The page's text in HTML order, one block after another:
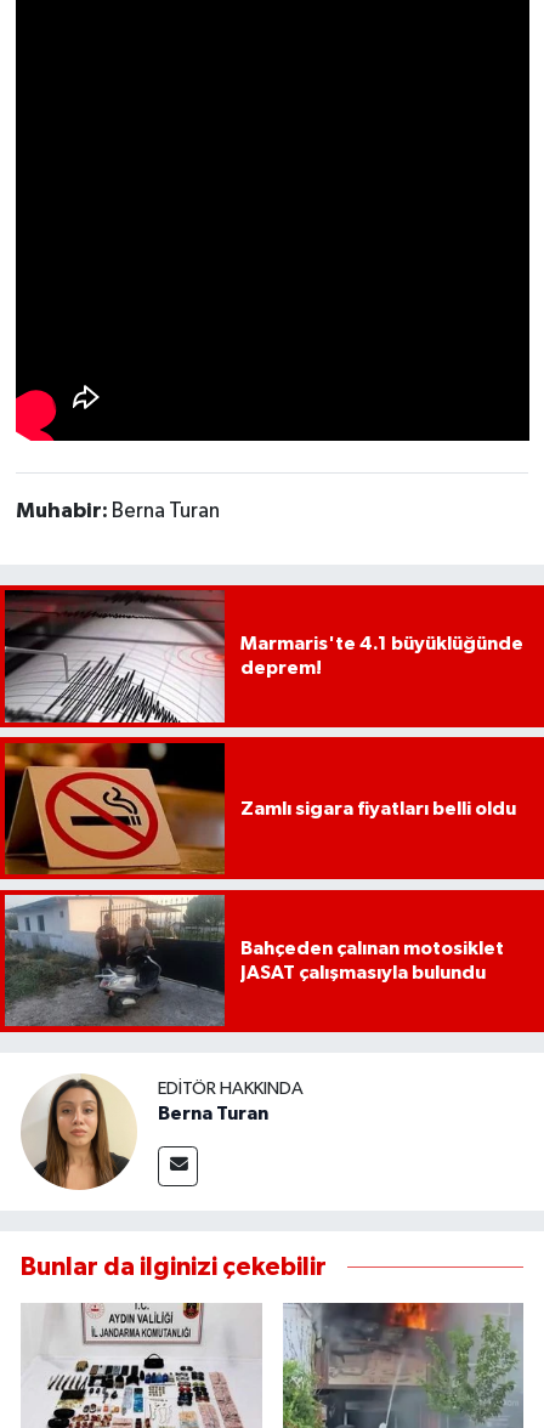
Muhabir: Berna Turan
Marmaris'te 4.1 büyüklüğünde
deprem!
Zamlı sigara fiyatları belli oldu
Bahçeden çalınan motosiklet
JASAT çalışmasıyla bulundu
EDITÖR HAKKINDA
Berna Turan
Bunlar da ilginizi çekebilir